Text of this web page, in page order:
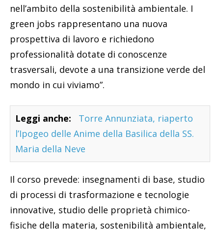
nell’ambito della sostenibilità ambientale. I
green jobs rappresentano una nuova
prospettiva di lavoro e richiedono
professionalità dotate di conoscenze
trasversali, devote a una transizione verde del
mondo in cui viviamo”.
Leggi anche:
Torre Annunziata, riaperto
l’Ipogeo delle Anime della Basilica della SS.
Maria della Neve
Il corso prevede: insegnamenti di base, studio
di processi di trasformazione e tecnologie
innovative, studio delle proprietà chimico-
fisiche della materia, sostenibilità ambientale,